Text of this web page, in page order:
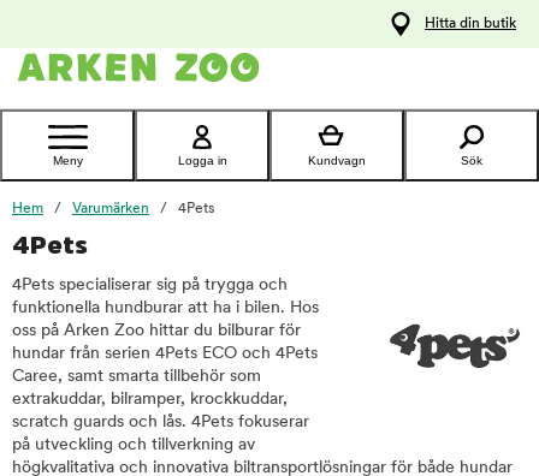
Kontakta
Hitta din butik
Meny Logga in Kundvagn Sök
Hem Varumärken 4Pets
4Pets
4Pets specialiserar sig på trygga och
funktionella hundburar att ha i bilen. Hos
oss på Arken Zoo hittar du bilburar för
hundar från serien 4Pets ECO och 4Pets
Caree, samt smarta tillbehör som
extrakuddar, bilramper, krockkuddar,
scratch guards och lås. 4Pets fokuserar
på utveckling och tillverkning av
högkvalitativa och innovativa biltransportlösningar för både hundar